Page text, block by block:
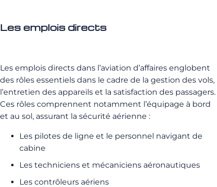
Les emplois directs
Les emplois directs dans l’aviation d’affaires englobent
des rôles essentiels dans le cadre de la gestion des vols,
l’entretien des appareils et la satisfaction des passagers.
Ces rôles comprennent notamment l’équipage à bord
et au sol, assurant la sécurité aérienne :
Les pilotes de ligne et le personnel navigant de
cabine
Les techniciens et mécaniciens aéronautiques
Les contrôleurs aériens